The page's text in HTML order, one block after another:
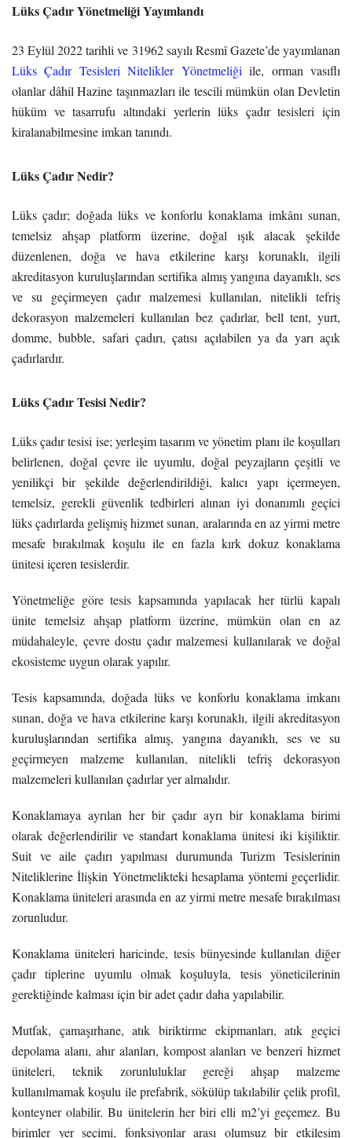
Lüks Çadır Yönetmeliği Yayımlandı
23 Eylül 2022 tarihli ve 31962 sayılı Resmî Gazete’de yayımlanan
Lüks Çadır Tesisleri Nitelikler Yönetmeliği ile, orman vasıflı
olanlar dâhil Hazine taşınmazları ile tescili mümkün olan Devletin
hüküm ve tasarrufu altındaki yerlerin lüks çadır tesisleri için
kiralanabilmesine imkan tanındı.
Lüks Çadır Nedir?
Lüks çadır; doğada lüks ve konforlu konaklama imkânı sunan,
temelsiz ahşap platform üzerine, doğal ışık alacak şekilde
düzenlenen, doğa ve hava etkilerine karşı korunaklı, ilgili
akreditasyon kuruluşlarından sertifika almış yangına dayanıklı, ses
ve su geçirmeyen çadır malzemesi kullanılan, nitelikli tefriş
dekorasyon malzemeleri kullanılan bez çadırlar, bell tent, yurt,
domme, bubble, safari çadırı, çatısı açılabilen ya da yarı açık
çadırlardır.
Lüks Çadır Tesisi Nedir?
Lüks çadır tesisi ise; yerleşim tasarım ve yönetim planı ile koşulları
belirlenen, doğal çevre ile uyumlu, doğal peyzajların çeşitli ve
yenilikçi bir şekilde değerlendirildiği, kalıcı yapı içermeyen,
temelsiz, gerekli güvenlik tedbirleri alınan iyi donanımlı geçici
lüks çadırlarda gelişmiş hizmet sunan, aralarında en az yirmi metre
mesafe bırakılmak koşulu ile en fazla kırk dokuz konaklama
ünitesi içeren tesislerdir.
Yönetmeliğe göre tesis kapsamında yapılacak her türlü kapalı
ünite temelsiz ahşap platform üzerine, mümkün olan en az
müdahaleyle, çevre dostu çadır malzemesi kullanılarak ve doğal
ekosisteme uygun olarak yapılır.
Tesis kapsamında, doğada lüks ve konforlu konaklama imkanı
sunan, doğa ve hava etkilerine karşı korunaklı, ilgili akreditasyon
kuruluşlarından sertifika almış, yangına dayanıklı, ses ve su
geçirmeyen malzeme kullanılan, nitelikli tefriş dekorasyon
malzemeleri kullanılan çadırlar yer almalıdır.
Konaklamaya ayrılan her bir çadır ayrı bir konaklama birimi
olarak değerlendirilir ve standart konaklama ünitesi iki kişiliktir.
Suit ve aile çadırı yapılması durumunda Turizm Tesislerinin
Niteliklerine İlişkin Yönetmelikteki hesaplama yöntemi geçerlidir.
Konaklama üniteleri arasında en az yirmi metre mesafe bırakılması
zorunludur.
Konaklama üniteleri haricinde, tesis bünyesinde kullanılan diğer
çadır tiplerine uyumlu olmak koşuluyla, tesis yöneticilerinin
gerektiğinde kalması için bir adet çadır daha yapılabilir.
Mutfak, çamaşırhane, atık biriktirme ekipmanları, atık geçici
depolama alanı, ahır alanları, kompost alanları ve benzeri hizmet
üniteleri, teknik zorunluluklar gereği ahşap malzeme
kullanılmamak koşulu ile prefabrik, sökülüp takılabilir çelik profil,
konteyner olabilir. Bu ünitelerin her biri elli m2’yi geçemez. Bu
birimler yer seçimi, fonksiyonlar arası olumsuz bir etkileşim